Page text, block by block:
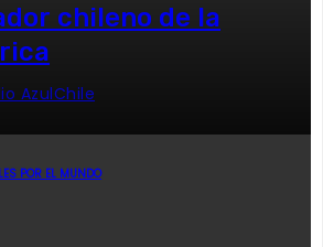
chileno de la
AzulChile
POR EL MUNDO